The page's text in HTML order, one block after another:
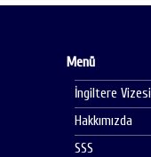
Menü
İngiltere Vizesi
Hakkımızda
SSS